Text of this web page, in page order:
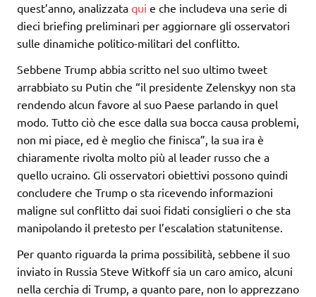
quest’anno, analizzata qui e che includeva una serie di
dieci briefing preliminari per aggiornare gli osservatori
sulle dinamiche politico-militari del conflitto.
Sebbene Trump abbia scritto nel suo ultimo tweet
arrabbiato su Putin che “il presidente Zelenskyy non sta
rendendo alcun favore al suo Paese parlando in quel
modo. Tutto ciò che esce dalla sua bocca causa problemi,
non mi piace, ed è meglio che finisca”, la sua ira è
chiaramente rivolta molto più al leader russo che a
quello ucraino. Gli osservatori obiettivi possono quindi
concludere che Trump o sta ricevendo informazioni
maligne sul conflitto dai suoi fidati consiglieri o che sta
manipolando il pretesto per l’escalation statunitense.
Per quanto riguarda la prima possibilità, sebbene il suo
inviato in Russia Steve Witkoff sia un caro amico, alcuni
nella cerchia di Trump, a quanto pare, non lo apprezzano